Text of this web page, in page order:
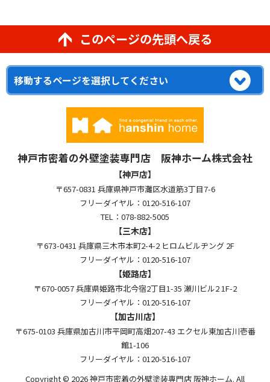
このページの先頭へ戻る
神戸市密着の外壁塗装専門店 阪神ホーム株式会社
【神戸店】
〒657-0831 兵庫県神戸市灘区水道筋3丁目7-6
フリーダイヤル：0120-516-107
TEL：078-882-5005
【三木店】
〒673-0431 兵庫県三木市本町2-4-2 ヒロムビルヂング 2F
フリーダイヤル：0120-516-107
【姫路店】
〒670-0057 兵庫県姫路市北今宿2丁目1-35 瀬川ビル2 1F-2
フリーダイヤル：0120-516-107
【加古川店】
〒675-0103 兵庫県加古川市平岡町高畑207-43 エクセル東加古川壱番
館1-106
フリーダイヤル：0120-516-107
Copyright © 2026 神戸市密着の外壁塗装専門店 阪神ホーム. All